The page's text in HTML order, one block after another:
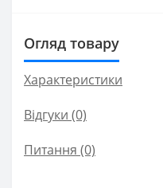
Огляд товару
Характеристики
Відгуки (0)
Питання (0)